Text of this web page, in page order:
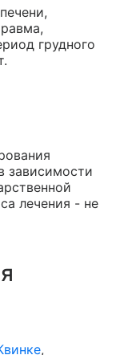
грудного
зависимости
лечения - не
,